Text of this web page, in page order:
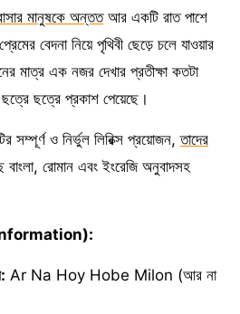
মানুষকে অন্ততআর একটি রাত পাশে
বেদনা নিয়ে পৃথিবী ছেড়ে চলে যাওয়ার
মাত্র এক নজর দেখার প্রতীক্ষা কতটা
ছত্রে প্রকাশ পেয়েছে।
সম্পূর্ণ ও নির্ভুল লিরিক্স প্রয়োজন,তাদের
বাংলা, রোমান এবং ইংরেজি অনুবাদসহ
Information):
Ar Na Hoy Hobe Milon (আর না